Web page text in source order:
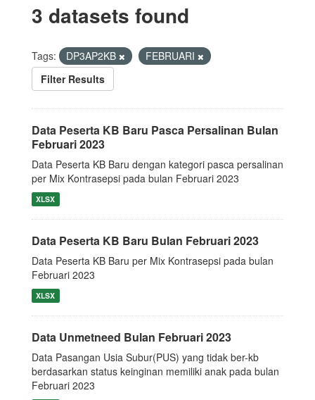
3 datasets found
Tags: DP3AP2KB
FEBRUARI
Filter Results
Data Peserta KB Baru Pasca Persalinan Bulan
Februari 2023
Data Peserta KB Baru dengan kategori pasca persalinan
per Mix Kontrasepsi pada bulan Februari 2023
XLSX
Data Peserta KB Baru Bulan Februari 2023
Data Peserta KB Baru per Mix Kontrasepsi pada bulan
Februari 2023
XLSX
Data Unmetneed Bulan Februari 2023
Data Pasangan Usia Subur(PUS) yang tidak ber-kb
berdasarkan status keinginan memiliki anak pada bulan
Februari 2023